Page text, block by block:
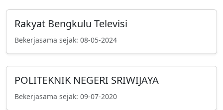
Rakyat Bengkulu Televisi
Bekerjasama sejak: 08-05-2024
POLITEKNIK NEGERI SRIWIJAYA
Bekerjasama sejak: 09-07-2020